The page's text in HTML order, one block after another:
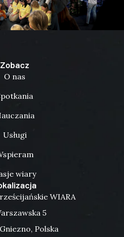
Zobacz
O nas
Usługi
wiary
WIARA
5
Polska